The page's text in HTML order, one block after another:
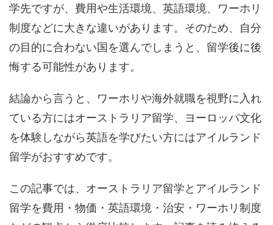
学先ですが、費用や生活環境、英語環境、ワーホリ
制度などに大きな違いがあります。そのため、自分
の目的に合わない国を選んでしまうと、留学後に後
悔する可能性があります。
結論から言うと、ワーホリや海外就職を視野に入れ
ている方にはオーストラリア留学、ヨーロッパ文化
を体験しながら英語を学びたい方にはアイルランド
留学がおすすめです。
この記事では、オーストラリア留学とアイルランド
留学を費用・物価・英語環境・治安・ワーホリ制度